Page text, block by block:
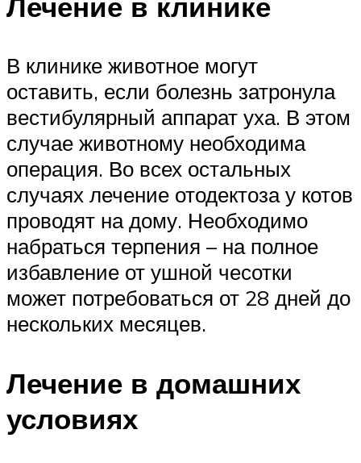
В клинике животное могут
оставить, если болезнь затронула
вестибулярный аппарат уха. В этом
случае животному необходима
операция. Во всех остальных
случаях лечение отодектоза у котов
проводят на дому. Необходимо
набраться терпения – на полное
избавление от ушной чесотки
может потребоваться от 28 дней до
нескольких месяцев.
Лечение в домашних
условиях